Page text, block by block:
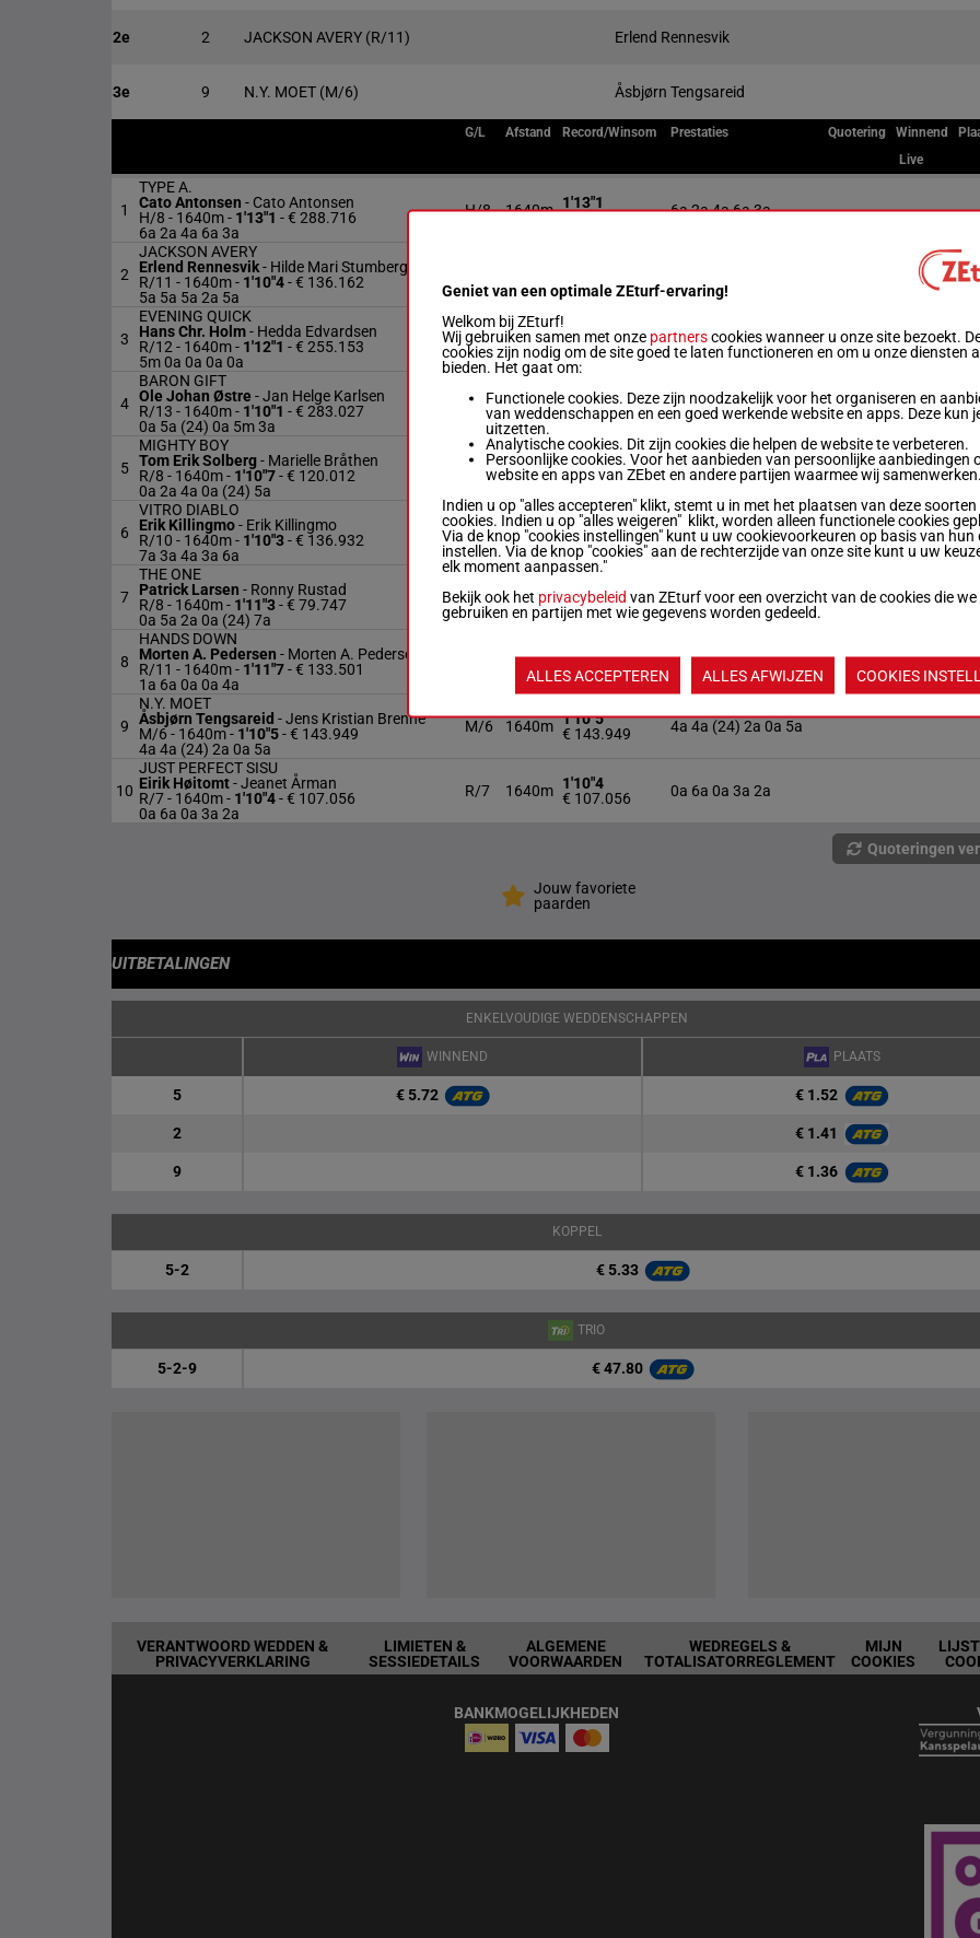
2e 2 JACKSON AVERY (R/11) Erlend Rennesvik
3e 9 N.Y. MOET (M/6) Åsbjørn Tengsareid
G/L Afstand Record/Winsom Prestaties Quotering Winnend
Live
1
TYPE A.
Cato Antonsen - Cato Antonsen
H/8 - 1640m- 1'13"1 - € 288.716
6a 2a 4a 6a 3a
H/8 1640m 1'13"1
€ 288.716
6a 2a 4a 6a 3a
2
JACKSON AVERY
Erlend Rennesvik- Hilde Mari Stumberg
R/11 - 1640m- 1'10"4- € 136.162
5a 5a 5a 2a 5a
€ 136.162
3
EVENING QUICK
Hans Chr. Holm- Hedda Edvardsen
R/12 - 1640m- 1'12"1 - € 255.153
5m 0a 0a 0a 0a
R/12 1640m 1'12"1
€ 255.153
5m 0a 0a 0a 0a
4
BARON GIFT
Ole Johan Østre-Jan Helge Karlsen
R/13 - 1640m- 1'10"1 - € 283.027
0a 5a (24) 0a 5m 3a
R/13 1640m 1'10"1
€ 283.027
0a 5a (24) 0a 5m 3a
5
MIGHTY BOY
Tom Erik Solberg- Marielle Bråthen
R/8 - 1640m- 1'10"7- € 120.012
0a 2a 4a 0a (24) 5a
R/8 1640m 1'10"7
€ 120.012
0a 2a 4a 0a (24) 5a
6
VITRO DIABLO
Erik Killingmo- Erik Killingmo
R/10 - 1640m- 1'10"3- € 136.932
7a 3a 4a 3a 6a
R/10 1640m 1'10"3
€ 136.932
7a 3a 4a 3a 6a
7
THE ONE
Patrick Larsen - Ronny Rustad
R/8 - 1640m- 1'11"3- € 79.747
0a 5a 2a 0a (24) 7a
R/8 1640m
1'11"3
€ 79.747
0a 5a 2a 0a (24) 7a
8
HANDS DOWN
Morten A. Pedersen - Morten A. Pedersen
R/11 - 1640m- 1'11"7- € 133.501
1a 6a 0a 0a 4a
1640m 1'11"7
€ 133.501
1a 6a 0a 0a 4a
9
N.Y. MOET
Åsbjørn Tengsareid -Jens Kristian Brenne
M/6 - 1640m- 1'10"5- € 143.949
4a 4a (24) 2a 0a 5a
M/6 1640m 1'10"5
€ 143.949
4a 4a (24) 2a 0a 5a
10
JUST PERFECT SISU
Eirik Høitomt-Jeanet Årman
R/7 - 1640m- 1'10"4- € 107.056
0a 6a 0a 3a 2a
R/7 1640m 1'10"4
€ 107.056
0a 6a 0a 3a 2a
Quoteringen
Jouw favoriete
paarden
UITBETALINGEN
ENKELVOUDIGE WEDDENSCHAPPEN
WINNEND PLAATS
5 € 5.72 € 1.52
2 € 1.41
9 € 1.36
KOPPEL
5-2 € 5.33
TRIO
5-2-9 € 47.80
VERANTWOORD WEDDEN &
PRIVACYVERKLARING
LIMIETEN &
SESSIEDETAILS
ALGEMENE
VOORWAARDEN
WEDREGELS &
TOTALISATORREGLEMENT
MIJN
COOKIES
BANKMOGELIJKHEDEN
Geniet van een optimale ZEturf-ervaring!
Welkom bij ZEturf!
Wij gebruiken samen met onze partnerscookies wanneer u onze site bezoekt.
cookies zijn nodig om de site goed te laten functioneren en om u onze diensten
bieden. Het gaat om:
Functionele cookies. Deze zijn noodzakelijk voor het organiseren en
van weddenschappen en een goed werkende website en apps. Deze kun
uitzetten.
Analytische cookies. Dit zijn cookies die helpen de website te verbeteren.
Persoonlijke cookies. Voor het aanbieden van persoonlijke aanbiedingen
website en apps van ZEbet en andere partijen waarmee wij
Indien u op "alles accepteren" klikt, stemt u in met het plaatsen van deze soorten
cookies. Indien u op "alles weigeren" klikt, worden alleen functionele cookies
Via de knop "cookies instellingen" kunt u uw cookievoorkeuren op basis van hun
instellen. Via de knop "cookies" aan de rechterzijde van onze site kunt u uw
elk moment aanpassen."
Bekijk ook het privacybeleid van ZEturf voor een overzicht van de cookies die we
gebruiken en partijen met wie gegevens worden gedeeld.
ALLES ACCEPTEREN ALLES AFWIJZEN COOKIES